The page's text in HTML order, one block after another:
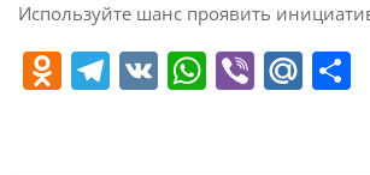
Используйте шанс проявить
O T V W Vi M